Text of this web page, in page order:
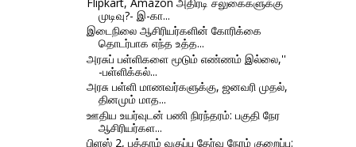
முடிவு?- இ-கா...
இடைநிலை ஆசிரியர்களின் கோரிக்கை
தொடர்பாக எந்த உத்த...
அரசுப் பள்ளிகளை மூடும் எண்ணம் இல்லை,''
-பள்ளிக்கல்...
அரசு பள்ளி மாணவர்களுக்கு, ஜனவரி முதல்,
தினமும் மாத...
ஊதிய உயர்வுடன் பணி நிரந்தரம்: பகுதி நேர
ஆசிரியர்கள...
பிளஸ் 2, பத்தாம் வகுப்பு தேர்வு நேரம் குறைப்பு: